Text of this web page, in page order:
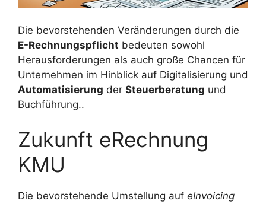
Die bevorstehenden Veränderungen durch die
E-Rechnungspflicht bedeuten sowohl
Herausforderungen als auch große Chancen für
Unternehmen im Hinblick auf Digitalisierung und
Automatisierung der Steuerberatung und
Buchführung..
Zukunft eRechnung
KMU
Die bevorstehende Umstellung auf eInvoicing